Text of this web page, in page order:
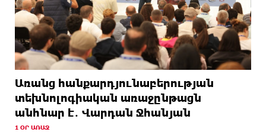
Առանց հանքարդյունաբերության
տեխնոլոգիական առաջընթացն
անհնար է․ Վարդան Ջհանյան
1 ՕՐ ԱՌԱՋ